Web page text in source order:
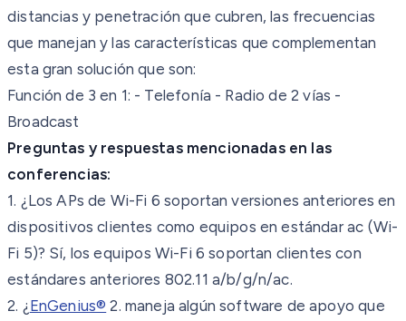
distancias y penetración que cubren, las frecuencias
que manejan y las características que complementan
esta gran solución que son:
Función de 3 en 1: - Telefonía - Radio de 2 vías -
Broadcast
Preguntas y respuestas mencionadas en las
conferencias:
1. ¿Los APs de Wi-Fi 6 soportan versiones anteriores en
dispositivos clientes como equipos en estándar ac (Wi-
Fi 5)? Sí, los equipos Wi-Fi 6 soportan clientes con
estándares anteriores 802.11 a/b/g/n/ac.
2. ¿ EnGenius® 2. maneja algún software de apoyo que